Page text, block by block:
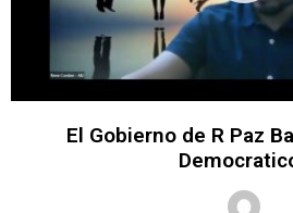
El Gobierno de R Paz